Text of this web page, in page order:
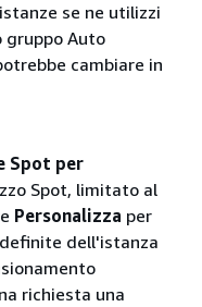
se ne utilizzi
gruppo Auto
cambiare in
Spot per
Spot, limitato al
Personalizza per
dell'istanza
richiesta una